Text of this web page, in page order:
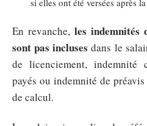
si elles ont été versées après
En revanche, les
sont pas incluses dans le
de licenciement, indemnité
payés ou indemnité de
de calcul.